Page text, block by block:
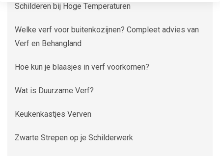
Schilderen bij Hoge Temperaturen
Welke verf voor buitenkozijnen? Compleet advies van
Verf en Behangland
Hoe kun je blaasjes in verf voorkomen?
Wat is Duurzame Verf?
Keukenkastjes Verven
Zwarte Strepen op je Schilderwerk